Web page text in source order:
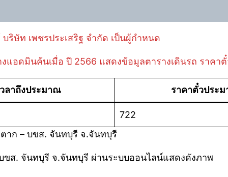
ริษัท เพชรประเสริฐ จำกัด เป็นผู้กำหนด
แอดมินค้นเมื่อ ปี 2566 แสดงข้อมูลตารางเดินรถ ราคา
วลาถึงประมาณ ราคาตั๋วประ
722
าก – บขส. จันทบุรี จ.จันทบุรี
ส. จันทบุรี จ.จันทบุรี ผ่านระบบออนไลน์แสดงดังภาพ